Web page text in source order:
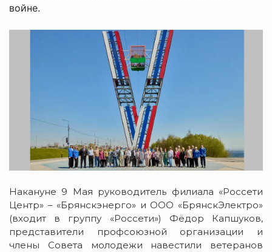
войне.
Накануне 9 Мая руководитель филиала «Россети
Центр» – «Брянскэнерго» и ООО «БрянскЭлектро»
(входит в группу «Россети») Фёдор Капшуков,
представители профсоюзной организации и
члены Совета молодежи навестили ветеранов